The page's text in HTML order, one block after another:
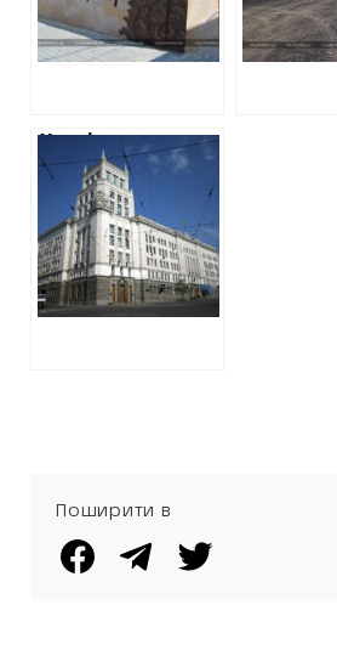
загальною
вартістю 7
мільйонів
Весніна
Харківська
міськрада
витратить майже
3,5 мільйони на
піар своєї
діяльності в
електронних ЗМІ
Поширити в